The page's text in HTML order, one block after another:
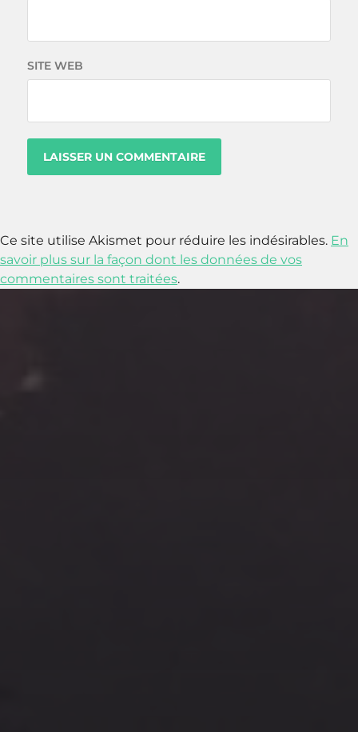
SITE WEB
Ce site utilise Akismet pour réduire les indésirables. En
savoir plus sur la façon dont les données de vos
commentaires sont traitées.